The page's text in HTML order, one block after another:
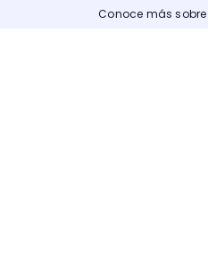
Conoce más